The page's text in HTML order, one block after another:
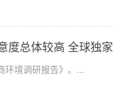
度总体较高 全球独家
环境调研报告》。...